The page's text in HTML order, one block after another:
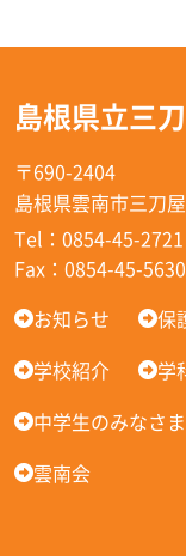
島根県立三
〒690-2404
島根県雲南市三刀
Tel：0854-45-2721
Fax：0854-45-5630
お知らせ
保
学校紹介
学
中学生のみなさ
雲南会